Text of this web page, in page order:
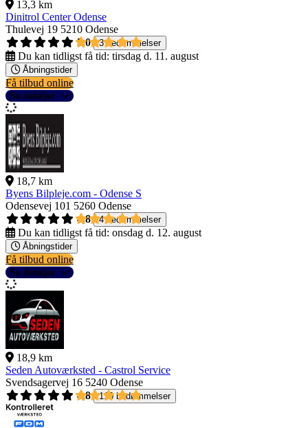
13,3 km
Dinitrol Center Odense
Thulevej 19 5210 Odense
5,0
3 bedømmelser
Du kan tidligst få tid: tirsdag d. 11. august
Åbningstider
Få tilbud online
Se detaljer
18,7 km
Byens Bilpleje.com - Odense S
Odensevej 101 5260 Odense
4,8
4 bedømmelser
Du kan tidligst få tid: onsdag d. 12. august
Åbningstider
Få tilbud online
Se detaljer
18,9 km
Seden Autoværksted - Castrol Service
Svendsagervej 16 5240 Odense
4,8
110 bedømmelser